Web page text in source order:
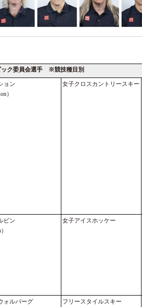
ック委員会選手 ※競技種目別
ョン
）
女子クロスカントリースキー
ビン
女子アイスホッケー
ォルバーグ
フリースタイルスキー